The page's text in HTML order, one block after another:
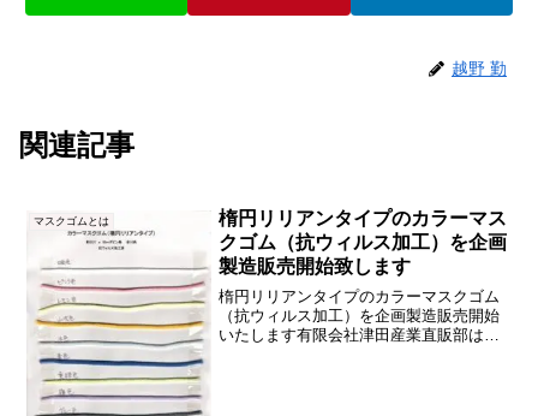
越野 勤
関連記事
マスクゴムとは
楕円リリアンタイプのカラーマス
クゴム（抗ウィルス加工）を企画
製造販売開始致します
楕円リリアンタイプのカラーマスクゴム
（抗ウィルス加工）を企画製造販売開始
いたします有限会社津田産業直販部は、